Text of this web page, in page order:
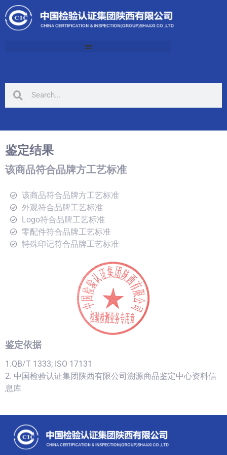
鉴定结果
该商品符合品牌方工艺标准
该商品符合品牌方工艺标准
外观符合品牌工艺标准
Logo符合品牌工艺标准
零配件符合品牌工艺标准
特殊印记符合品牌工艺标准
鉴定依据
1.QB/T 1333; ISO 17131
2. 中国检验认证集团陕西有限公司溯源商品鉴定中心资料信
息库